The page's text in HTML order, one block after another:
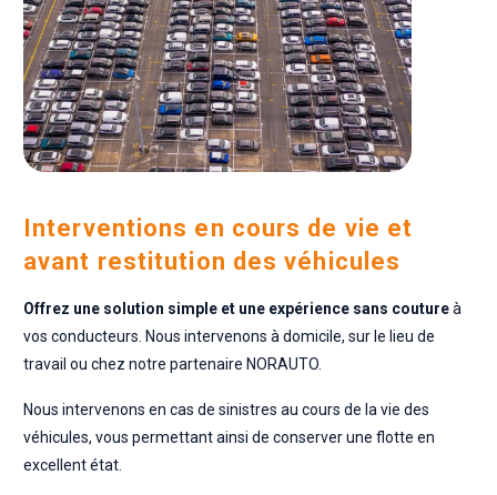
Interventions en cours de vie et
avant restitution des véhicules
Offrez une solution simple et une expérience sans coutureà
vos conducteurs. Nous intervenons à domicile, sur le lieu de
travail ou chez notre partenaire NORAUTO.
Nous intervenons en cas de sinistres au cours de la vie des
véhicules, vous permettant ainsi de conserver une flotte en
excellent état.